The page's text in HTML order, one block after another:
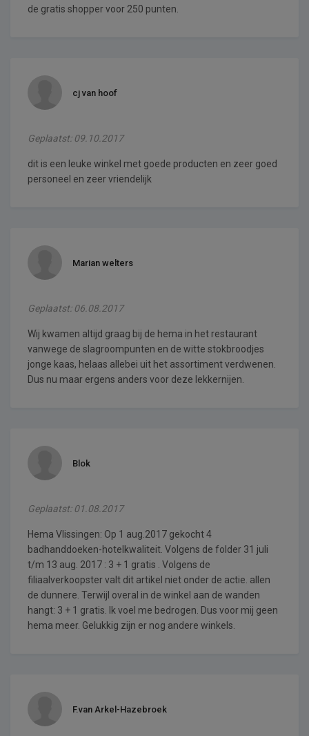
de gratis shopper voor 250 punten.
cj van hoof
Geplaatst: 09.10.2017
dit is een leuke winkel met goede producten en zeer goed
personeel en zeer vriendelijk
Marian welters
Geplaatst: 06.08.2017
Wij kwamen altijd graag bij de hema in het restaurant
vanwege de slagroompunten en de witte stokbroodjes
jonge kaas, helaas allebei uit het assortiment verdwenen.
Dus nu maar ergens anders voor deze lekkernijen.
Blok
Geplaatst: 01.08.2017
Hema Vlissingen: Op 1 aug.2017 gekocht 4
badhanddoeken-hotelkwaliteit. Volgens de folder 31 juli
t/m 13 aug. 2017 : 3 + 1 gratis . Volgens de
filiaalverkoopster valt dit artikel niet onder de actie. allen
de dunnere. Terwijl overal in de winkel aan de wanden
hangt: 3 + 1 gratis. Ik voel me bedrogen. Dus voor mij geen
hema meer. Gelukkig zijn er nog andere winkels.
F.van Arkel-Hazebroek